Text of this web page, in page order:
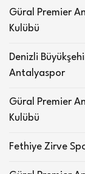
Güral Premier
Kulübü
Denizli
Antalyaspor
Güral Premier
Kulübü
Fethiye Zirve